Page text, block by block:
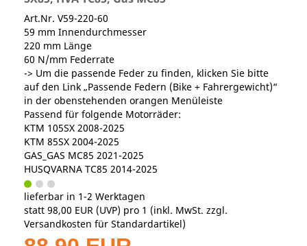
Art.Nr. V59-220-60
59 mm Innendurchmesser
220 mm Länge
60 N/mm Federrate
-> Um die passende Feder zu finden, klicken Sie bitte
auf den Link „Passende Federn (Bike + Fahrergewicht)“
in der obenstehenden orangen Menüleiste
Passend für folgende Motorräder:
KTM 105SX 2008-2025
KTM 85SX 2004-2025
GAS_GAS MC85 2021-2025
HUSQVARNA TC85 2014-2025
lieferbar in 1-2 Werktagen
statt 98,00 EUR (UVP) pro 1 (inkl. MwSt. zzgl.
Versandkosten für Standardartikel)